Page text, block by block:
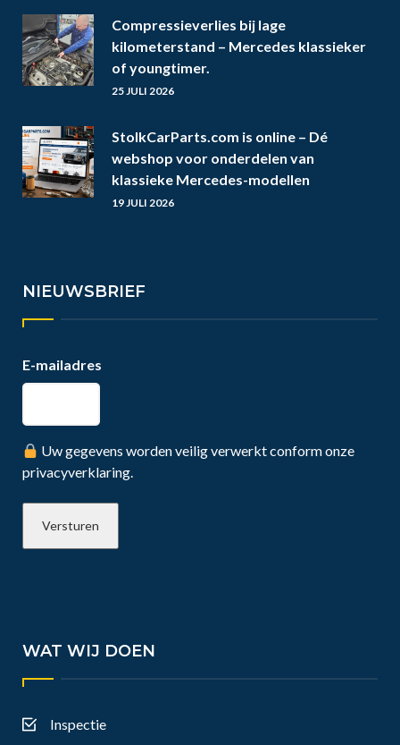
Compressieverlies bij lage
kilometerstand – Mercedes klassieker
of youngtimer.
25 JULI 2026
StolkCarParts.com is online – Dé
webshop voor onderdelen van
klassieke Mercedes-modellen
19 JULI 2026
NIEUWSBRIEF
E-mailadres
Uw gegevens worden veilig verwerkt conform onze
privacyverklaring.
WAT WIJ DOEN
Inspectie